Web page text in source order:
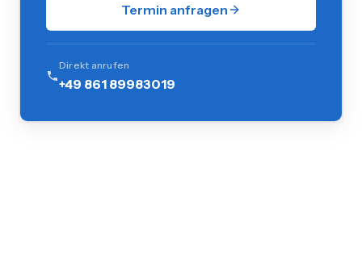
Termin anfragen
Direkt anrufen
+49 861 89983019